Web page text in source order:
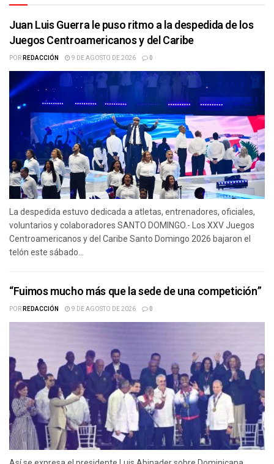
Juan Luis Guerra le puso ritmo a la despedida de los
Juegos Centroamericanos y del Caribe
PORREDACCIÓN 9 DE AGOSTO DE 2026 0
La despedida estuvo dedicada a atletas, entrenadores, oficiales,
voluntarios y colaboradores SANTO DOMINGO.- Los XXV Juegos
Centroamericanos y del Caribe Santo Domingo 2026 bajaron el
telón este sábado...
“Fuimos mucho más que la sede de una competición”
PORREDACCIÓN 9 DE AGOSTO DE 2026 0